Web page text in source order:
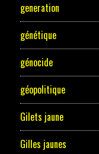
generation
génétique
génocide
géopolitique
Gilets jaune
Gilles jaunes